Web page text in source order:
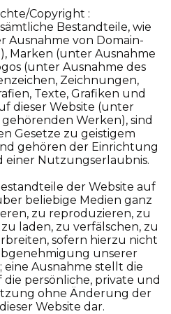
Copyright :
Bestandteile, wie
Ausnahme von Domain-
Marken (unter Ausnahme
(unter Ausnahme des
Zeichnungen,
Texte, Grafiken und
dieser Website (unter
Werken), sind
Gesetze zu geistigem
gehören der Einrichtung
einer Nutzungserlaubnis.
der Website auf
beliebige Medien ganz
zu reproduzieren, zu
laden, zu verfälschen, zu
sofern hierzu nicht
unserer
Ausnahme stellt die
persönliche, private und
ohne Änderung der
Website dar.